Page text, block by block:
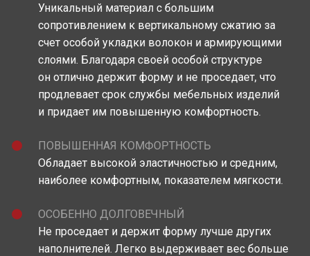
Уникальный материал c большим
сопротивлением к вертикальному сжатию за
счет особой укладки волокон и армирующими
слоями. Благодаря своей особой структуре
он отлично держит форму и не проседает, что
продлевает срок службы мебельных изделий
и придает им повышенную комфортность.
ПОВЫШЕННАЯ КОМФОРТНОСТЬ
Обладает высокой эластичностью и средним,
наиболее комфортным, показателем мягкости.
ОСОБЕННО ДОЛГОВЕЧНЫЙ
Не проседает и держит форму лучше других
наполнителей. Легко выдерживает вес больше